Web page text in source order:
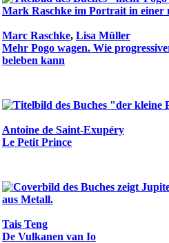
Marc Raschke, Lisa Müller
Mehr Pogo wagen. Wie
beleben kann
Antoine de Saint-Exupéry
Le Petit Prince
Tais Teng
De Vulkanen van Io